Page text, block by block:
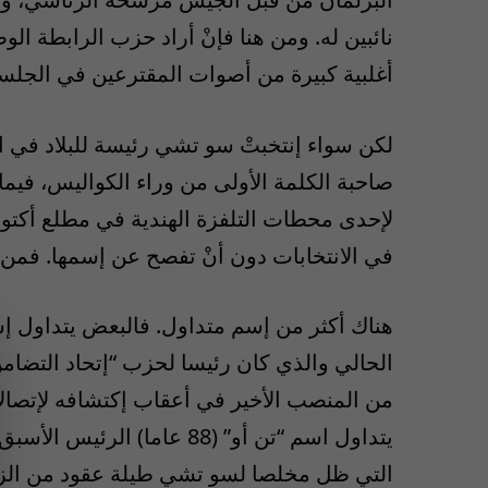
نائبين له. ومن هنا فإنْ أراد حزب الرابطة
أغلبية كبيرة من أصوات المقترعين في
لكن سواء إنتخبتْ سو تشي رئيسة للبلاد في
صاحبة الكلمة الأولى من وراء الكواليس،
لإحدى محطات التلفزة الهندية في مطلع
في الانتخابات دون أنْ تفصح عن إسمها.
هناك أكثر من إسم متداول. فالبعض
الحالي والذي كان رئيسا لحزب “إتحاد
من المنصب الأخير في أعقاب إكتشافه
يتداول اسم “تن أو” (88
التي ظل مخلصا لسو تشي طيلة عقود من